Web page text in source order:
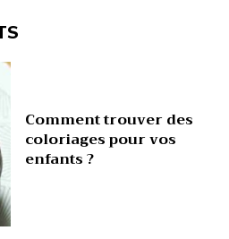
Comment trouver des
coloriages pour vos
enfants ?